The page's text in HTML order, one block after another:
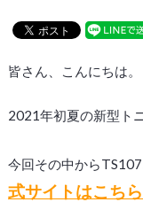
皆さん、こんにちは。
2021年初夏の新型ト
今回その中から
式サイトはこち